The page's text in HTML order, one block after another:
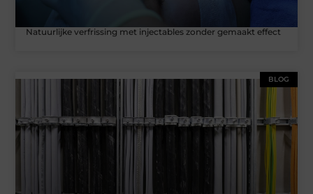
Natuurlijke verfrissing met injectables zonder gemaakt effect
BLOG